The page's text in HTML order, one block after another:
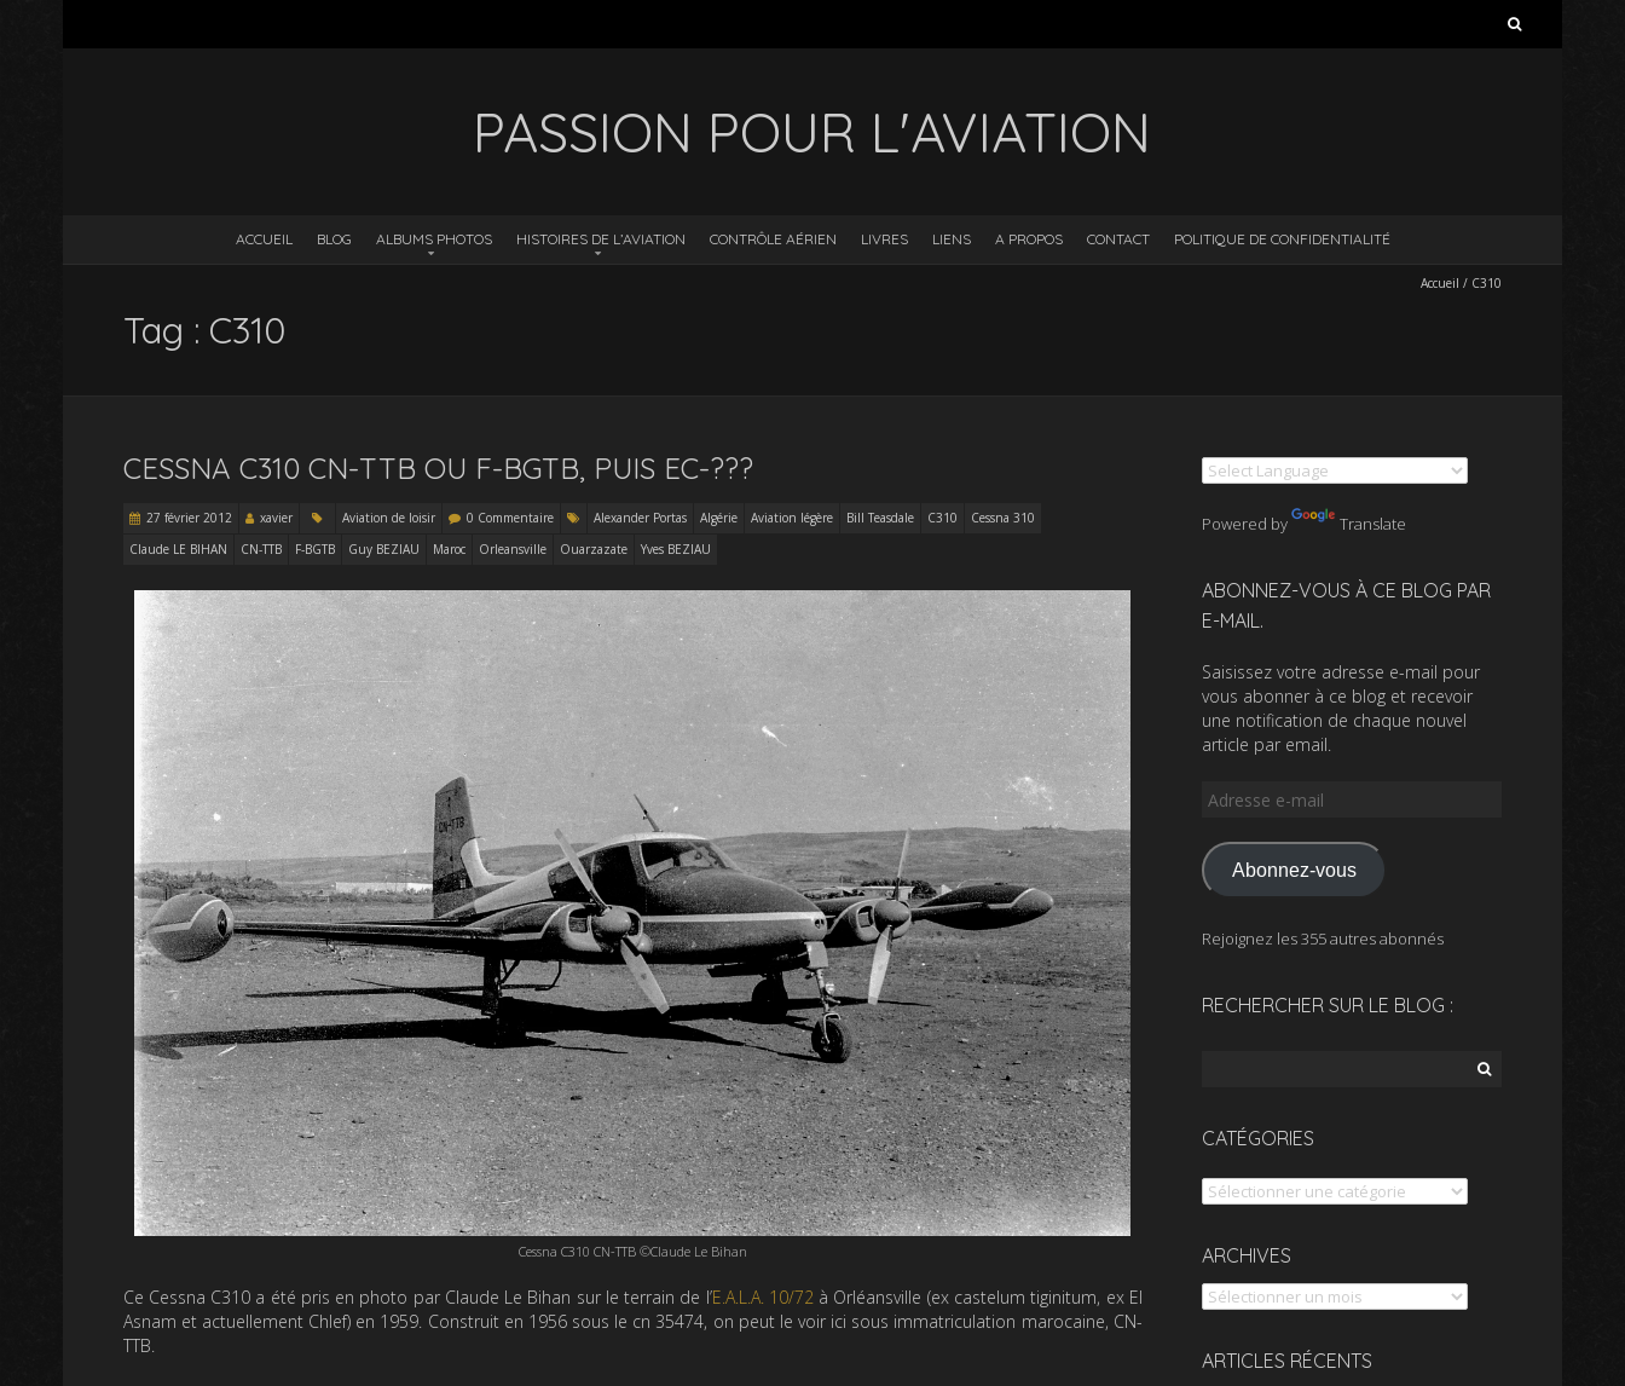
PASSION POUR L'AVIATION
ACCUEIL BLOG ALBUMS PHOTOS HISTOIRES DE L’AVIATION CONTRÔLE AÉRIEN LIVRES LIENS A PROPOS CONTACT POLITIQUE DE CONFIDENTIALITÉ
Accueil / C310
Tag : C310
CESSNA C310 CN-TTB OU F-BGTB, PUIS EC-???
27 février 2012 xavier Aviation de loisir 0 Commentaire Alexander Portas Algérie Aviation légère Bill Teasdale C310
Cessna 310
Claude LE BIHAN
CN-TTB F-BGTB Guy BEZIAU Maroc Orleansville Ouarzazate Yves BEZIAU
Cessna C310 CN-TTB ©Claude Le Bihan
Ce Cessna C310 a été pris en photo par Claude Le Bihan sur le terrain de l’E.A.L.A. 10/72à Orléansville (ex castelum tiginitum, ex El
Asnam et actuellement Chlef) en 1959. Construit en 1956 sous le cn 35474, on peut le voir ici sous immatriculation marocaine, CN-
TTB.
Powered by Translate
ABONNEZ-VOUS À CE BLOG PAR
E-MAIL.
Saisissez votre adresse e-mail pour
vous abonner à ce blog et recevoir
une notification de chaque nouvel
article par email.
Adresse
mail
Abonnez-vous
Rejoignez les 355 autres abonnés
RECHERCHER SUR LE BLOG :
CATÉGORIES
Catégories
ARCHIVES
Archives
ARTICLES RÉCENTS